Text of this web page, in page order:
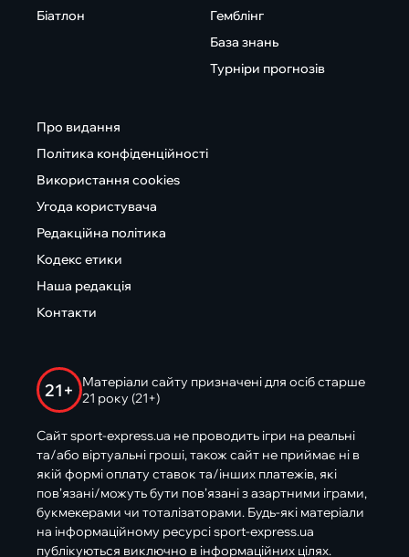
Біатлон
Гемблінг
База знань
Турніри прогнозів
Про видання
Політика конфіденційності
Використання cookies
Угода користувача
Редакційна політика
Кодекс етики
Наша редакція
Контакти
21+
Матеріали сайту призначені для осіб старше
21 року (21+)
Сайт sport-express.ua не проводить ігри на реальні
та/або віртуальні гроші, також сайт не приймає ні в
якій формі оплату ставок та/інших платежів, які
пов’язані/можуть бути пов’язані з азартними іграми,
букмекерами чи тоталізаторами. Будь-які матеріали
на інформаційному ресурсі sport-express.ua
публікуються виключно в інформаційних цілях.